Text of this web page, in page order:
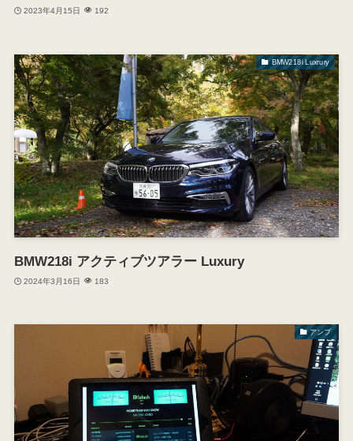
2023年4月15日 192
BMW218i Luxrury
BMW218i アクティブツアラー Luxury
2024年3月16日 183
アンプ